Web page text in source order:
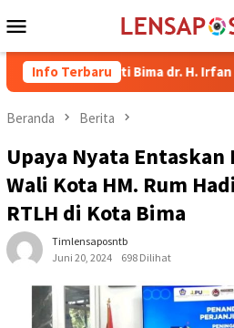
ke
Mobile
Info Terbaru
Bima dr. H. Irfan Bergabung
Beranda Berita
Upaya Nyata
Wali Kota HM. Rum
RTLH di Kota Bima
Timlensaposntb
Juni 20, 2024
698 Dilihat